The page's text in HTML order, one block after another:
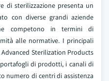
di sterilizzazione presenta un
con diverse grandi aziende
competono in termini di
alle normative. I principali
Advanced Sterilization Products
di prodotti, i canali di
numero di centri di assistenza